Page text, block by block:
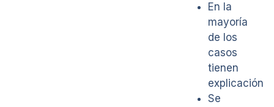
En la
mayoría
de los
casos
tienen
explicación
Se